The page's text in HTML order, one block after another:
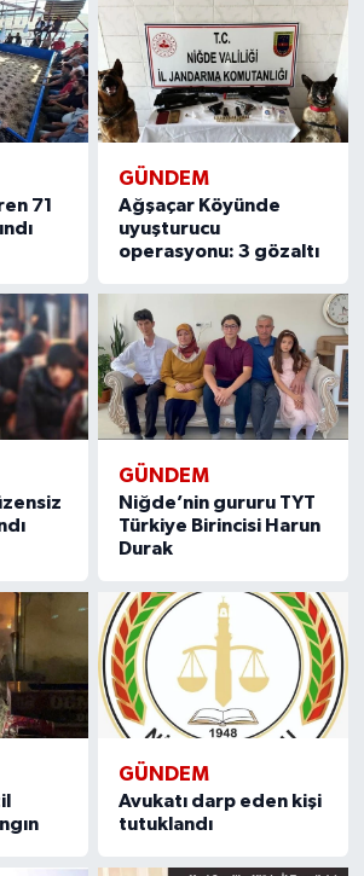
71
GÜNDEM
Ağşaçar Köyünde
uyuşturucu
operasyonu: 3 gözaltı
GÜNDEM
Niğde’nin gururu TYT
Türkiye Birincisi Harun
Durak
GÜNDEM
Avukatı darp eden kişi
tutuklandı